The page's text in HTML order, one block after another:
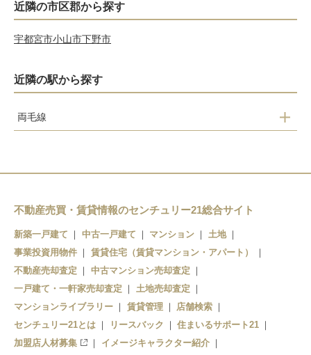
近隣の市区郡から探す
宇都宮市小山市下野市
近隣の駅から探す
両毛線
山前
不動産売買・賃貸情報のセンチュリー21総合サイト
新築一戸建て 中古一戸建て マンション
土地
事業投資用物件
賃貸住宅（賃貸マンション・アパート）
不動産売却査定
中古マンション売却査定
一戸建て・一軒家売却査定
土地売却査定
マンションライブラリー
賃貸管理
店舗検索
センチュリー21とは
リースバック
住まいるサポート21
加盟店人材募集
イメージキャラクター紹介